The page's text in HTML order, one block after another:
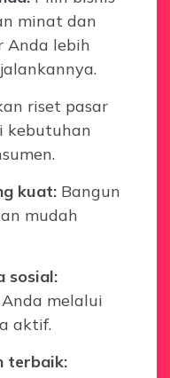
minat dan
Anda lebih
riset pasar
kebutuhan
kuat: Bangun
mudah
sosial:
melalui
aktif.
terbaik: